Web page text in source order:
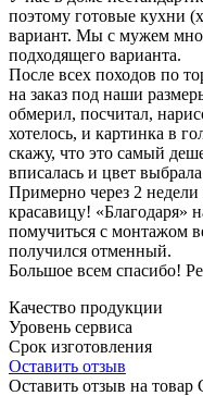
поэтому готовые кухни
вариант. Мы с мужем
подходящего варианта.
После всех походов по
на заказ под наши
обмерил, посчитал,
хотелось, и картинка в
скажу, что это самый
вписалась и цвет
Примерно через 2
красавицу!
помучиться с монтажом
получился отменный.
Большое всем спасибо!
Качество продукции
Уровень сервиса
Срок изготовления
Оставить отзыв
Оставить отзыв на товар